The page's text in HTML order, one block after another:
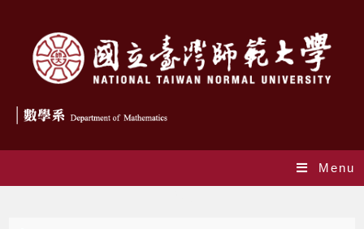
Menu